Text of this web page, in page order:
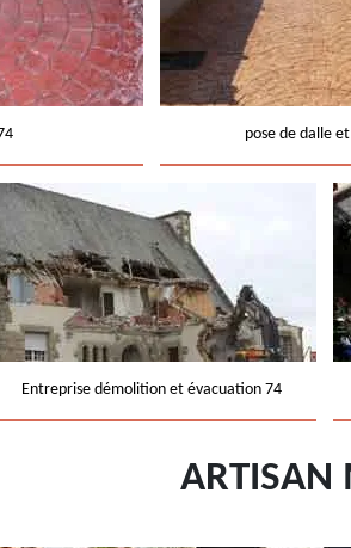
pose de dalle
Entreprise démolition et évacuation 74
ARTISAN